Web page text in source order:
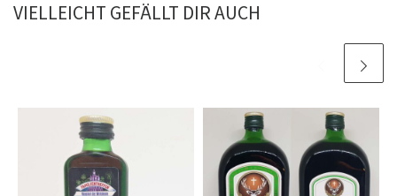
VIELLEICHT GEFÄLLT DIR AUCH